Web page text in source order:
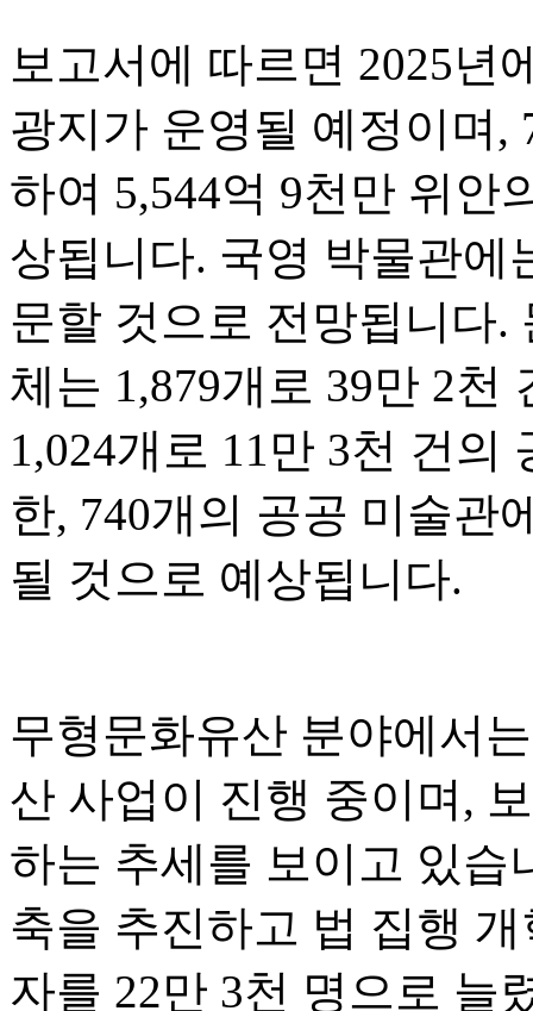
보고서에 따르면 2025년
광지가 운영될 예정이며,
하여 5,544억 9천만 위안
상됩니다. 국영 박물관에
문할 것으로 전망됩니다.
체는 1,879개로 39만 2천
1,024개로 11만 3천 건
한, 740개의 공공 미술관
될 것으로 예상됩니다.
무형문화유산 분야에서
산 사업이 진행 중이며,
하는 추세를 보이고 있습
축을 추진하고 법 집행
자를 22만 3천 명으로 늘